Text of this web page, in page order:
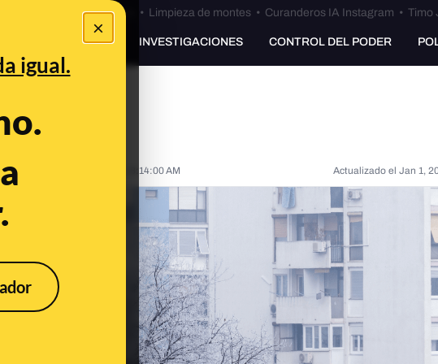
×
igual.
Bulos Ceuta • Limpieza de montes• Curanderos IA Instagram • Timo
PREBUNKING INVESTIGACIONES CONTROL DEL PODER
Publicado el Jan 1, 2024, 8:14:00 AM Actualizado el Jan 1,